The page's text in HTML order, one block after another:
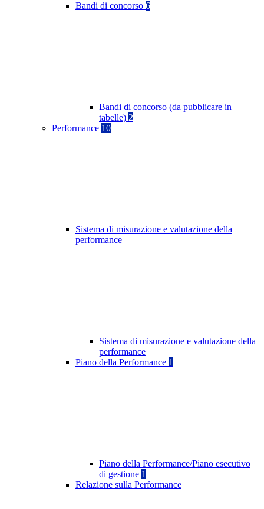
Bandi di concorso 6
Bandi di concorso (da pubblicare in
tabelle) 2
Performance 10
Sistema di misurazione e valutazione della
performance
Sistema di misurazione e valutazione della
performance
Piano della Performance 1
Piano della Performance/Piano esecutivo
di gestione 1
Relazione sulla Performance